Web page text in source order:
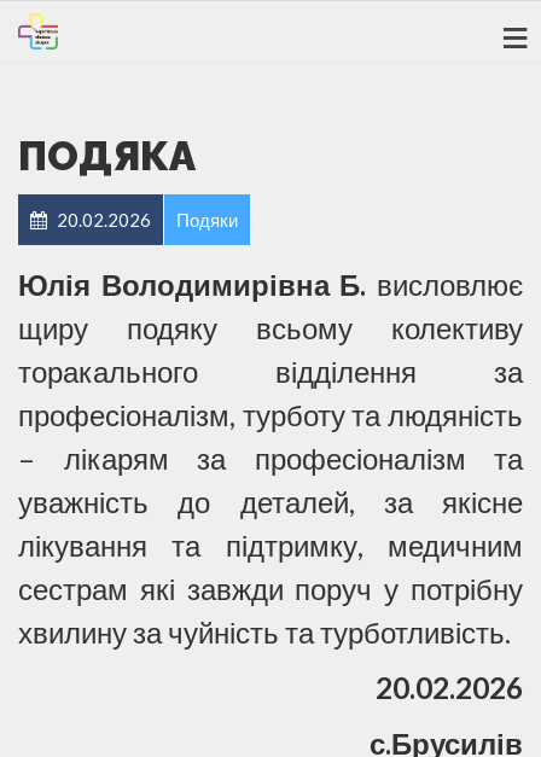
ПОДЯКА
20.02.2026 Подяки
Юлія Володимирівна Б. висловлює
щиру подяку всьому колективу
торакального відділення за
професіоналізм, турботу та людяність
– лікарям за професіоналізм та
уважність до деталей, за якісне
лікування та підтримку, медичним
сестрам які завжди поруч у потрібну
хвилину за чуйність та турботливість.
20.02.2026
с.Брусилів